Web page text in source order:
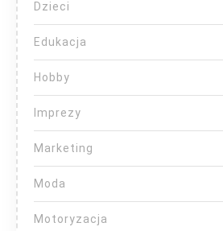
Dzieci
Edukacja
Hobby
Imprezy
Marketing
Moda
Motoryzacja